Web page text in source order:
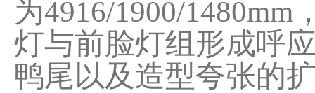
为4916/1900/
灯与前脸灯组形成呼
鸭尾以及造型夸张的